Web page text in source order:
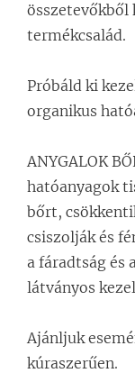
termékcsalád.
Próbáld ki
organikus
ANYGALOK
hatóanyagok
bőrt,
csiszolják és
a fáradtság és
látványos
Ajánljuk
kúraszerűen.